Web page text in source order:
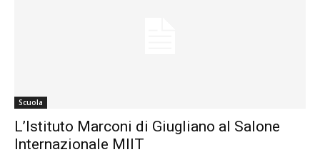
Scuola
L’Istituto Marconi di Giugliano al Salone
Internazionale MIIT